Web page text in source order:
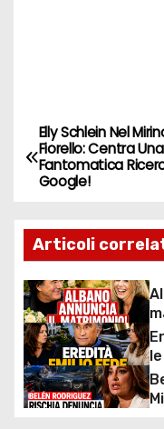
N
a
i
g
a
z
i
Elly Schlein Nel
Fiorello: Centra Una
Fantomatica
Google!
Articoli